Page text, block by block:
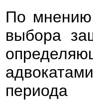
По мнению
выбора
периода